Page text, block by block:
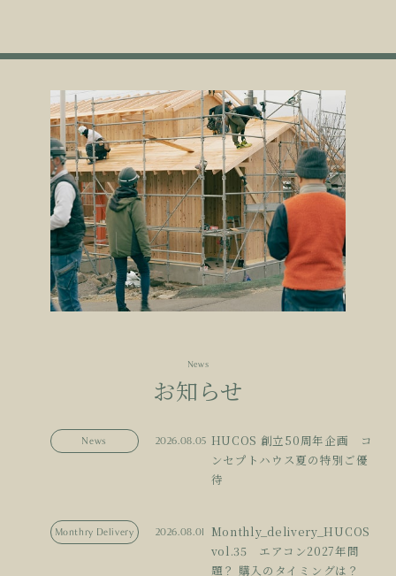
News
お知らせ
News 2026.08.05 HUCOS 創立50周年企画 コ
ンセプトハウス夏の特別ご優
待
Monthry Delivery 2026.08.01
Monthly_delivery_HUCOS
vol.35 エアコン2027年問
題？ 購入のタイミングは？